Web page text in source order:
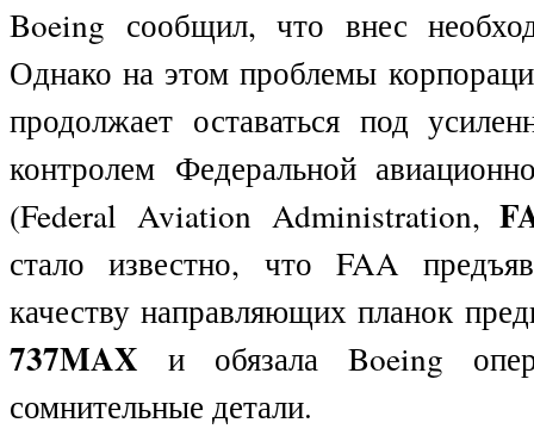
Boeing сообщил, что внес
Однако на этом проблемы
продолжает оставаться под
контролем Федеральной
(Federal Aviation Administration,
стало известно, что FAA
качеству направляющих планок
737MAX и обязала Boeing
сомнительные детали.